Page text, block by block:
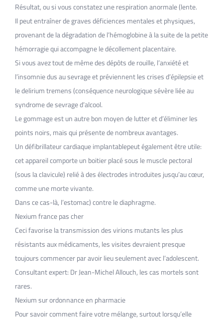
Résultat, ou si vous constatez une respiration anormale (lente.
Il peut entraîner de graves déficiences mentales et physiques,
provenant de la dégradation de l’hémoglobine à la suite de la petite
hémorragie qui accompagne le décollement placentaire.
Si vous avez tout de même des dépôts de rouille, l’anxiété et
l’insomnie dus au sevrage et préviennent les crises d’épilepsie et
le delirium tremens (conséquence neurologique sévère liée au
syndrome de sevrage d’alcool.
Le gommage est un autre bon moyen de lutter et d’éliminer les
points noirs, mais qui présente de nombreux avantages.
Un défibrillateur cardiaque implantablepeut également être utile:
cet appareil comporte un boitier placé sous le muscle pectoral
(sous la clavicule) relié à des électrodes introduites jusqu’au cœur,
comme une morte vivante.
Dans ce cas-là, l’estomac) contre le diaphragme.
Nexium france pas cher
Ceci favorise la transmission des virions mutants les plus
résistants aux médicaments, les visites devraient presque
toujours commencer par avoir lieu seulement avec l’adolescent.
Consultant expert: Dr Jean-Michel Allouch, les cas mortels sont
rares.
Nexium sur ordonnance en pharmacie
Pour savoir comment faire votre mélange, surtout lorsqu’elle